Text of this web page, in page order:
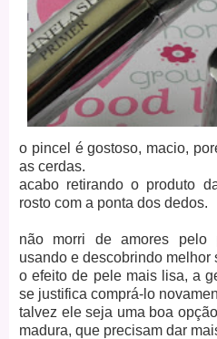
o pincel é gostoso, macio,
as cerdas.
acabo retirando o produto
rosto com a ponta dos dedos.
não morri de amores pelo
usando e descobrindo melhor
o efeito de pele mais lisa, a
se justifica comprá-lo
talvez ele seja uma boa
madura, que precisam dar